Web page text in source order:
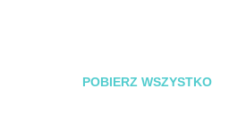
POBIERZ WSZYSTKO